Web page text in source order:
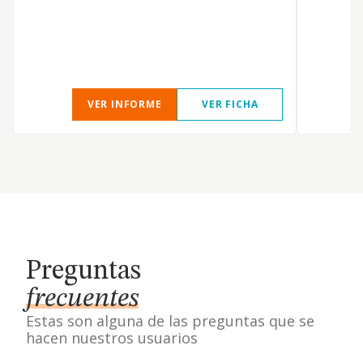
VER INFORME VER FICHA
Preguntas
frecuentes
Estas son alguna de las preguntas que se
hacen nuestros usuarios